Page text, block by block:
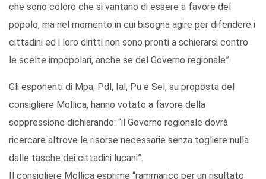
che sono coloro che si vantano di essere a favore del
popolo, ma nel momento in cui bisogna agire per difendere i
cittadini ed i loro diritti non sono pronti a schierarsi contro
le scelte impopolari, anche se del Governo regionale”.
Gli esponenti di Mpa, Pdl, Ial, Pu e Sel, su proposta del
consigliere Mollica, hanno votato a favore della
soppressione dichiarando: “il Governo regionale dovrà
ricercare altrove le risorse necessarie senza togliere nulla
dalle tasche dei cittadini lucani”.
Il consigliere Mollica esprime “rammarico per un risultato